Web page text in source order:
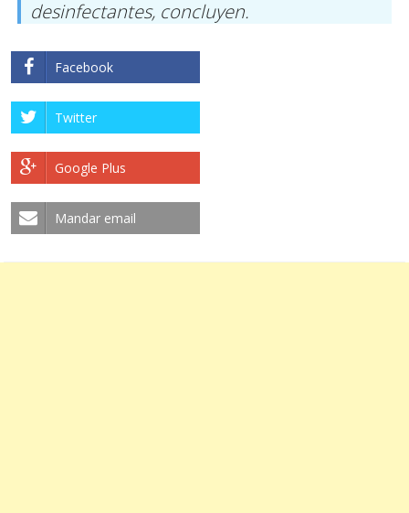
desinfectantes, concluyen.
Facebook
Twitter
Google Plus
Mandar email